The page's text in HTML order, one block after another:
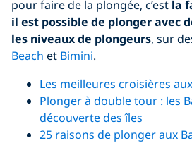
pour faire de la plongée, c’est la
il est possible de plonger avec
les niveaux de plongeurs, sur
Beach et Bimini.
Les meilleures croisières
Plonger à double tour : les
découverte des îles
25 raisons de plonger aux